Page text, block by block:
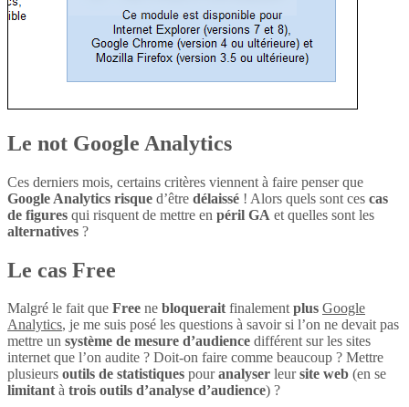
Le not Google Analytics
Ces derniers mois, certains critères viennent à faire penser que
Google Analytics risque d’être délaissé ! Alors quels sont ces cas
de figures qui risquent de mettre en péril GA et quelles sont les
alternatives ?
Le cas Free
Malgré le fait que Free ne bloqueraitfinalementplus Google
Analytics, je me suis posé les questions à savoir si l’on ne devait pas
mettre un système de mesure d’audience différent sur les sites
internet que l’on audite ? Doit-on faire comme beaucoup ? Mettre
plusieurs outils de statistiques pouranalyser leursite web (en se
limitantà trois outils d’analyse d’audience) ?